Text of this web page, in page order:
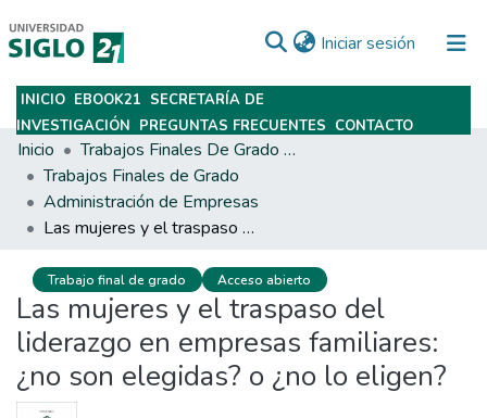
Iniciar sesión (current)
Subir
INICIO EBOOK21 SECRETARÍA DE
INVESTIGACIÓN PREGUNTAS FRECUENTES CONTACTO
Inicio
Trabajos Finales De Grado Y Posgrado
Trabajos Finales de Grado
Administración de Empresas
Las mujeres y el traspaso del liderazgo en empresas familiares: ¿no son elegidas? o ¿no lo eligen?
Trabajo final de grado Acceso abierto
Las mujeres y el traspaso del
liderazgo en empresas familiares:
¿no son elegidas? o ¿no lo eligen?